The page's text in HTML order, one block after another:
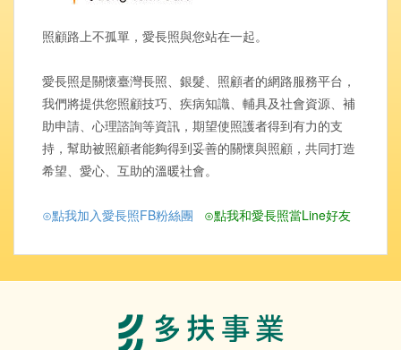
照顧路上不孤單，愛長照與您站在一起。
愛長照是關懷臺灣長照、銀髮、照顧者的網路服務平台，
我們將提供您照顧技巧、疾病知識、輔具及社會資源、補
助申請、心理諮詢等資訊，期望使照護者得到有力的支
持，幫助被照顧者能夠得到妥善的關懷與照顧，共同打造
希望、愛心、互助的溫暖社會。
⊙點我加入愛長照FB粉絲團 ⊙點我和愛長照當Line好友